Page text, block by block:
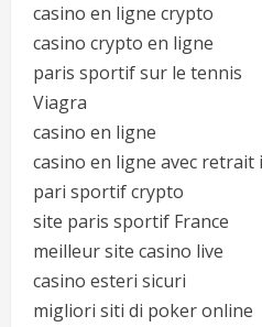
casino en ligne crypto
casino crypto en ligne
paris sportif sur le tennis
Viagra
casino en ligne
casino en ligne avec retrait
pari sportif crypto
site paris sportif France
meilleur site casino live
casino esteri sicuri
migliori siti di poker online